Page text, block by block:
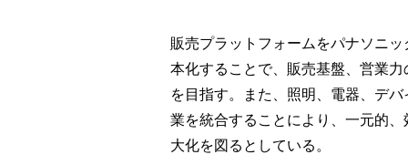
販売プラットフォームをパナソニッ
本化することで、販売基盤、営業力
を目指す。また、照明、電器、デ
業を統合することにより、一元的
大化を図るとしている。